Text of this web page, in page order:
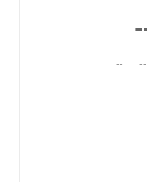
公司成立，经营范围包含
企查查股权穿透显示，该
-- --